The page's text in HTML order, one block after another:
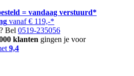
= vandaag verstuurd*
vanaf € 119,-*
Bel 0519-235056
klanten gingen je voor
9,4